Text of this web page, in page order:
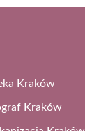
Kraków
Kraków